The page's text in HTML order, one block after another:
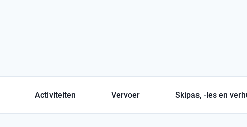
Activiteiten Vervoer Skipas, -les en